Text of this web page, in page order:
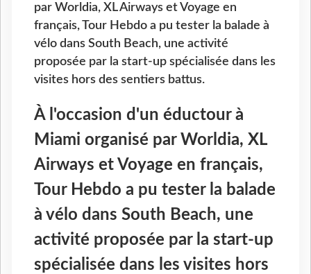
par Worldia, XL Airways et Voyage en
français, Tour Hebdo a pu tester la balade à
vélo dans South Beach, une activité
proposée par la start-up spécialisée dans les
visites hors des sentiers battus.
À l'occasion d'un éductour à
Miami organisé par Worldia, XL
Airways et Voyage en français,
Tour Hebdo a pu tester la balade
à vélo dans South Beach, une
activité proposée par la start-up
spécialisée dans les visites hors